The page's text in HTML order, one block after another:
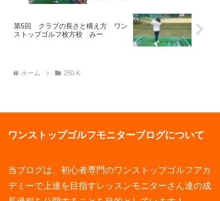
第5回 クラブの長さと構え方 ワン
ストップゴルフ枚方校 みー
ホーム 250.K
ワンストップゴルフモニターブログについて
当ブログは、初心者専門のワンストップゴルフアカ
デミーで上達を目指すレッスンモニターさん達の成